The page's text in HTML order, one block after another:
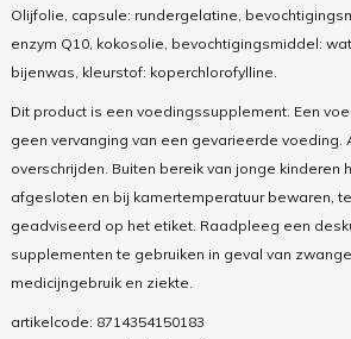
Olijfolie, capsule: rundergelatine,
enzym Q10, kokosolie, bevochtigingsmiddel:
bijenwas, kleurstof: koperchlorofylline.
Dit product is een voedingssupplement. Een
geen vervanging van een gevarieerde voeding.
overschrijden. Buiten bereik van jonge kinderen
afgesloten en bij kamertemperatuur bewaren,
geadviseerd op het etiket. Raadpleeg een
supplementen te gebruiken in geval van
medicijngebruik en ziekte.
artikelcode: 8714354150183